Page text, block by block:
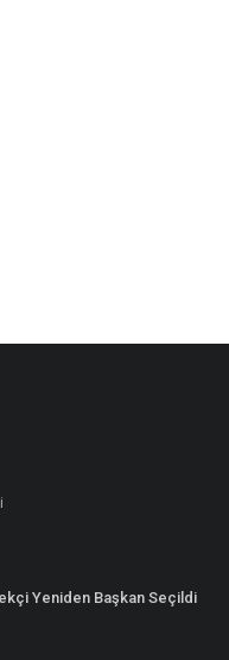
Yeniden Başkan Seçildi